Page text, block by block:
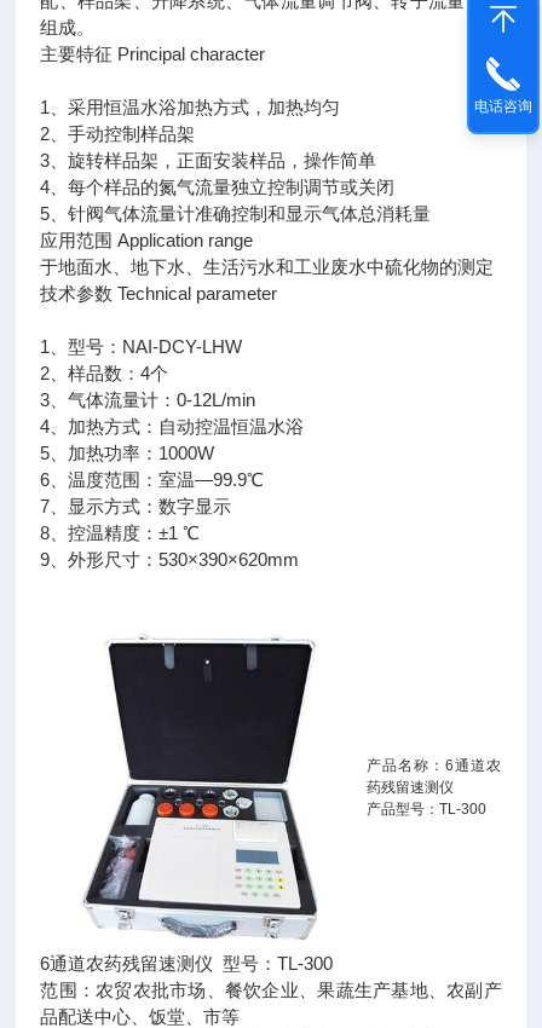
组成。
主要特征 Principal character
1、采用恒温水浴加热方式，加热均匀
2、手动控制样品架
3、旋转样品架，正面安装样品，操作简单
4、每个样品的氮气流量独立控制调节或关闭
5、针阀气体流量计准确控制和显示气体总消耗量
应用范围 Application range
于地面水、地下水、生活污水和工业废水中硫化物的测定
技术参数 Technical parameter
1、型号：NAI-DCY-LHW
2、样品数：4个
3、气体流量计：0-12L/min
4、加热方式：自动控温恒温水浴
5、加热功率：1000W
6、温度范围：室温—99.9℃
7、显示方式：数字显示
8、控温精度：±1 ℃
9、外形尺寸：530×390×620mm
产品名称：6通道农
药残留速测仪
产品型号：TL-300
6通道农药残留速测仪 型号：TL-300
范围：农贸农批市场、餐饮企业、果蔬生产基地、农副产
品配送中心、饭堂、市等
电话咨询